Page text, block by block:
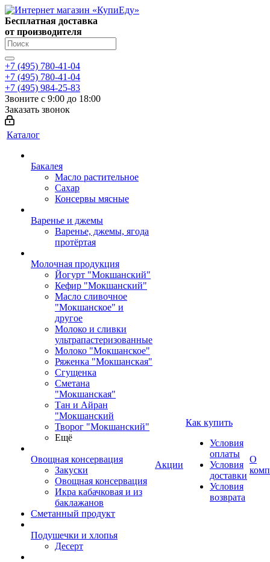
Бесплатная доставка
от производителя
+7 (495) 780-41-04
+7 (495) 780-41-04
+7 (495) 984-25-83
Звоните с 9:00 до 18:00
Заказать звонок
Каталог
Бакалея
Масло растительное
Сахар
Консервы мясные
Варенье и джемы
Варенье, джемы, ягода
протёртая
Молочная продукция
Йогурт "Мокшанский"
Кефир "Мокшанский"
Масло сливочное
"Мокшанское" и
другое
Молоко и сливки
ультрапастеризованные
Молоко "Мокшанское"
Ряженка "Мокшанская"
Сгущенка
Сметана
"Мокшанская"
Тан и Айран
"Мокшанский
Творог "Мокшанский"
Ещё
Овощная консервация
Закуски
Овощная консервация
Икра кабачковая и из
баклажанов
Сметанный продукт
Подушечки и хлопья
Десерт
Акции
Как купить
Условия
оплаты
Условия
доставки
Условия
возврата
О